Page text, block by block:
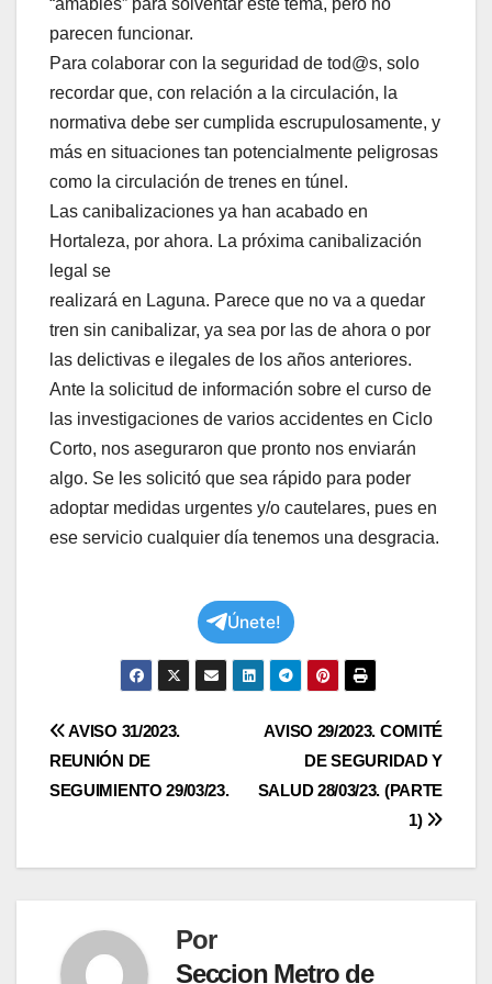
parecen funcionar.
Para colaborar con la seguridad de tod@s, solo
recordar que, con relación a la circulación, la
normativa debe ser cumplida escrupulosamente, y
más en situaciones tan potencialmente peligrosas
como la circulación de trenes en túnel.
Las canibalizaciones ya han acabado en
Hortaleza, por ahora. La próxima canibalización
legal se
realizará en Laguna. Parece que no va a quedar
tren sin canibalizar, ya sea por las de ahora o por
las delictivas e ilegales de los años anteriores.
Ante la solicitud de información sobre el curso de
las investigaciones de varios accidentes en Ciclo
Corto, nos aseguraron que pronto nos enviarán
algo. Se les solicitó que sea rápido para poder
adoptar medidas urgentes y/o cautelares, pues en
ese servicio cualquier día tenemos una desgracia.
Únete!
Navegación
de
AVISO 29/2023. COMITÉ
DE SEGURIDAD Y
SALUD 28/03/23. (PARTE
1)
AVISO 31/2023.
REUNIÓN DE
SEGUIMIENTO 29/03/23.
Por
Seccion Metro de